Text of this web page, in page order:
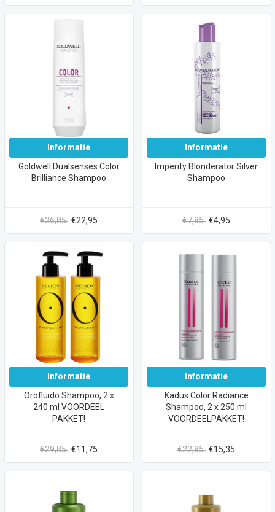
Informatie
Goldwell Dualsenses Color
Brilliance Shampoo
€36,85 €22,95
Informatie
Imperity Blonderator Silver
Shampoo
€7,85 €4,95
Informatie
Orofluido Shampoo, 2 x
240 ml VOORDEEL
PAKKET!
€29,85 €11,75
Informatie
Kadus Color Radiance
Shampoo, 2 x 250 ml
VOORDEELPAKKET!
€22,85 €15,35